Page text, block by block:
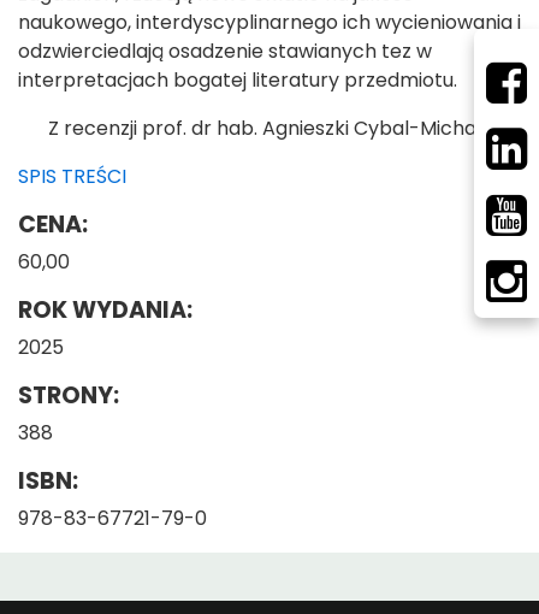
naukowego, interdyscyplinarnego ich wycieniowania i
odzwierciedlają osadzenie stawianych tez w
interpretacjach bogatej literatury przedmiotu.
Z recenzji prof. dr hab. Agnieszki Cybal-Michalskiej
SPIS TREŚCI
CENA:
60,00
ROK WYDANIA:
2025
STRONY:
388
ISBN:
978-83-67721-79-0